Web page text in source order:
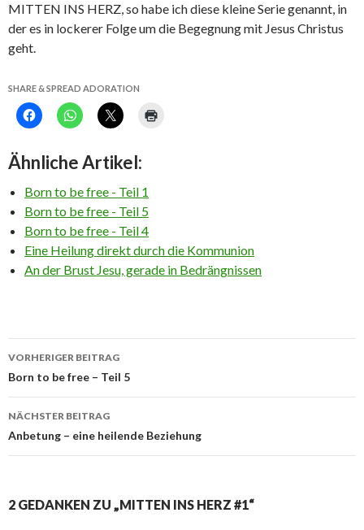
MITTEN INS HERZ, so habe ich diese kleine Serie genannt, in
der es in lockerer Folge um die Begegnung mit Jesus Christus
geht.
SHARE & SPREAD ADORATION
Ähnliche Artikel:
Born to be free - Teil 1
Born to be free - Teil 5
Born to be free - Teil 4
Eine Heilung direkt durch die Kommunion
An der Brust Jesu, gerade in Bedrängnissen
Beitrags-
Navigation
VORHERIGER BEITRAG
Born to be free – Teil 5
NÄCHSTER BEITRAG
Anbetung – eine heilende Beziehung
2 GEDANKEN ZU „MITTEN INS HERZ #1“